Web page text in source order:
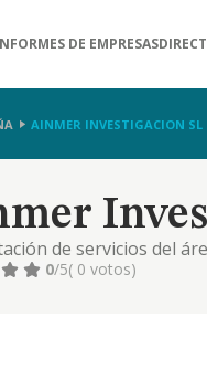
DE EMPRESAS
AINMER INVESTIGACION SL
de servicios del
servicios técnicos de
0/5( 0 votos)